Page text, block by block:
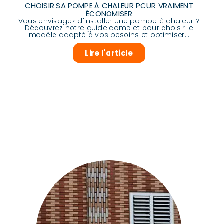
CHOISIR SA POMPE À CHALEUR POUR VRAIMENT
ÉCONOMISER
Vous envisagez d'installer une pompe à chaleur ?
Découvrez notre guide complet pour choisir le
modèle adapté à vos besoins et optimiser...
Lire l'article